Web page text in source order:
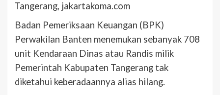
Tangerang, jakartakoma.com
Badan Pemeriksaan Keuangan (BPK)
Perwakilan Banten menemukan sebanyak 708
unit Kendaraan Dinas atau Randis milik
Pemerintah Kabupaten Tangerang tak
diketahui keberadaannya alias hilang.